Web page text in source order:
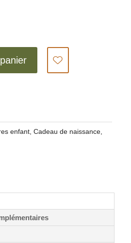
enfant, Cadeau de naissance,